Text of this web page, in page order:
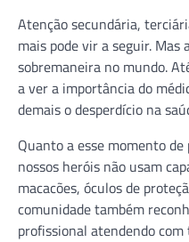
Atenção secundária,
mais pode vir a seguir.
sobremaneira no mundo.
a ver a importância do
demais o desperdício na
Quanto a esse momento
nossos heróis não usam
macacões, óculos de
comunidade também
profissional atendendo